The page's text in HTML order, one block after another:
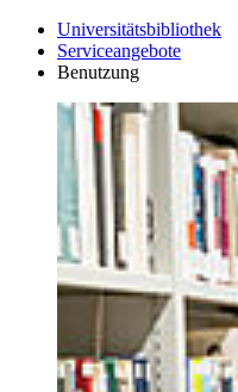
Universitätsbibliothek
Serviceangebote
Benutzung